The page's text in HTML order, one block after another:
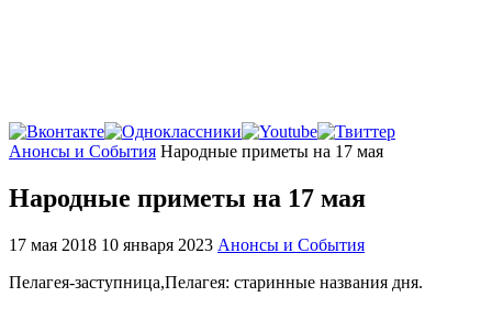
Главная
Анонсы и События Народные приметы на 17 мая
Народные приметы на 17 мая
17 мая 2018 10 января 2023 Анонсы и События
Пелагея-заступница,Пелагея: старинные названия дня.